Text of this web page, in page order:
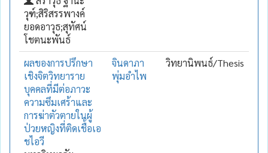
วุฑ์;สิริสรรพางค์
ยอดอาวุธ;สุทัศน์
โชตนะพันธ์
ผลของการปรึกษา
เชิงจิตวิทยาราย
บุคคลที่มีต่อภาวะ
ความซึมเศร้าและ
การฆ่าตัวตายในผู้
ป่วยหญิงที่ติดเชื้อเอ
ชไอวี
จินดาภา
พุ่มอำไพ
วิทยานิพนธ์/Thesis